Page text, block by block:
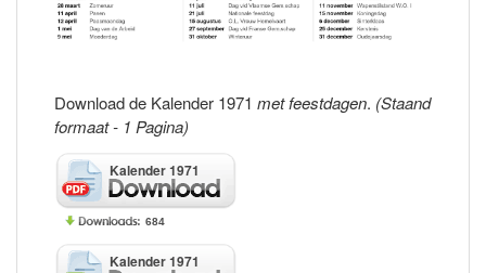
Download de Kalender 1971met feestdagen. (Staand
formaat - 1 Pagina)
Kalender 1971
684
Kalender 1971